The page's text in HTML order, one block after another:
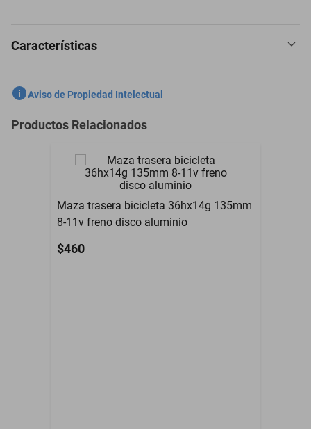
Pedal FORZA KIDDY Infantil 9/16 Plastico Rojo con Reflejantes
Características
SKU
Marca
Garantía con Proveedor
garantia valida
unicamente por defectos
de fabricacion
Material
Plastico
Aviso de Propiedad Intelectual
Productos Relacionados
Maza trasera bicicleta 36hx14g 135mm
8-11v freno disco aluminio
$460